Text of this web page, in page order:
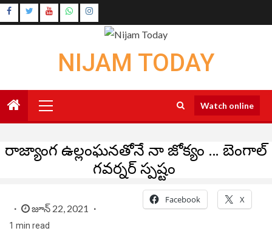
Skip
to
Instagram
NIJAM TODAY
Menu
Watch online
రాజ్యాంగ ఉల్లంఘనతోనే నా జోక్యం … బెంగాల్
గవర్నర్ స్పష్టం
జూన్ 22, 2021
1 min read
Facebook X